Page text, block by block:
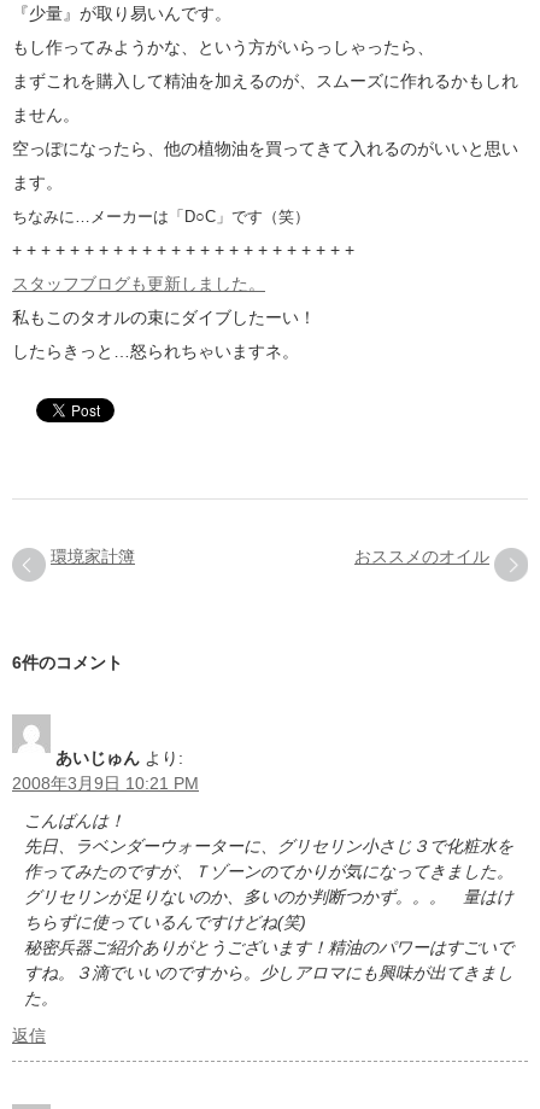
『少量』が取り易いんです。
もし作ってみようかな、という方がいらっしゃったら、
まずこれを購入して精油を加えるのが、スムーズに作れるかもしれ
ません。
空っぽになったら、他の植物油を買ってきて入れるのがいいと思い
ます。
ちなみに…メーカーは「D○C」です（笑）
+ + + + + + + + + + + + + + + + + + + + + + + +
スタッフブログも更新しました。
私もこのタオルの束にダイブしたーい！
したらきっと…怒られちゃいますネ。
環境家計簿 おススメのオイル
6件のコメント
あいじゅん より:
2008年3月9日 10:21 PM
こんばんは！
先日、ラベンダーウォーターに、グリセリン小さじ３で化粧水を
作ってみたのですが、Ｔゾーンのてかりが気になってきました。
グリセリンが足りないのか、多いのか判断つかず。。。 量はけ
ちらずに使っているんですけどね(笑)
秘密兵器ご紹介ありがとうございます！精油のパワーはすごいで
すね。３滴でいいのですから。少しアロマにも興味が出てきまし
た。
返信